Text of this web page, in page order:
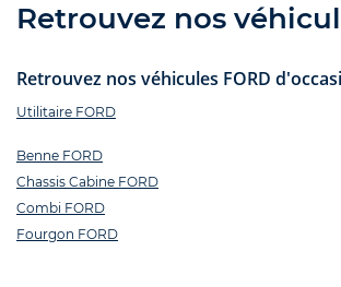
Retrouvez nos
Retrouvez nos véhicules FORD
Utilitaire FORD
Benne FORD
Chassis Cabine FORD
Combi FORD
Fourgon FORD